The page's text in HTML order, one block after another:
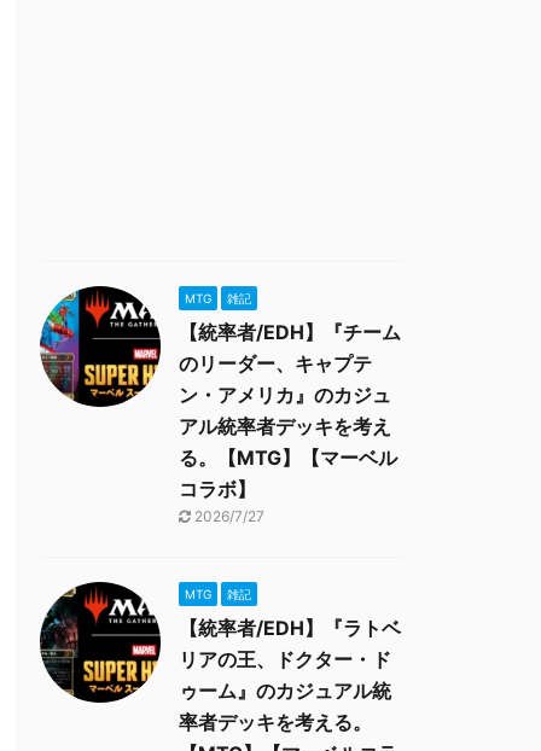
MTG 雑記
【統率者/EDH】『チーム
のリーダー、キャプテ
ン・アメリカ』のカジュ
アル統率者デッキを考え
る。【MTG】【マーベル
コラボ】
2026/7/27
MTG 雑記
【統率者/EDH】『ラトベ
リアの王、ドクター・ド
ゥーム』のカジュアル統
率者デッキを考える。